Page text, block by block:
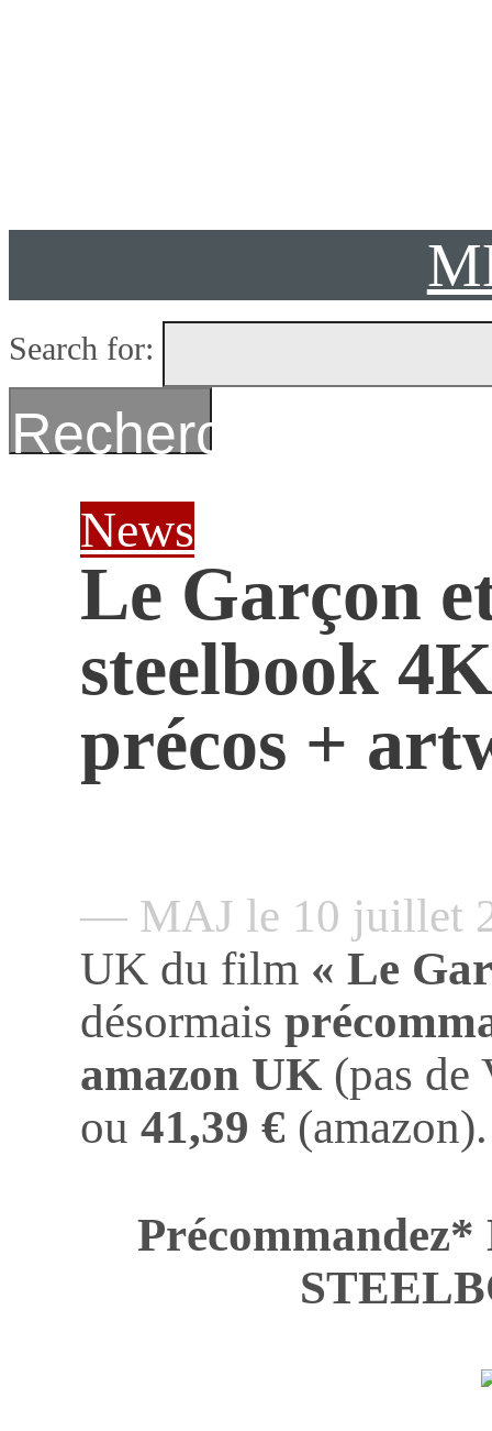
Search for:
Recherche
News
Le Garçon
steelbook
précos +
— MAJ le 10 juillet
UK du film « Le
désormais
amazon UK (pas
ou41,39 € (amazon).